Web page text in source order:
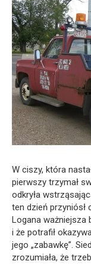
W ciszy, która
pierwszy trzymał
odkryła
ten dzień przyniósł
Logana ważniejsza
i że potrafił
jego „zabawkę”.
zrozumiała, że